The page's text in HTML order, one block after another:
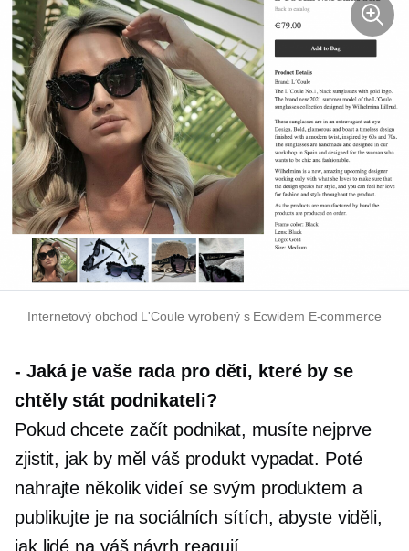
Internetový obchod L'Coule vyrobený s Ecwidem E-commerce
- Jaká je vaše rada pro děti, které by se
chtěly stát podnikateli?
Pokud chcete začít podnikat, musíte nejprve
zjistit, jak by měl váš produkt vypadat. Poté
nahrajte několik videí se svým produktem a
publikujte je na sociálních sítích, abyste viděli,
jak lidé na váš návrh reagují.